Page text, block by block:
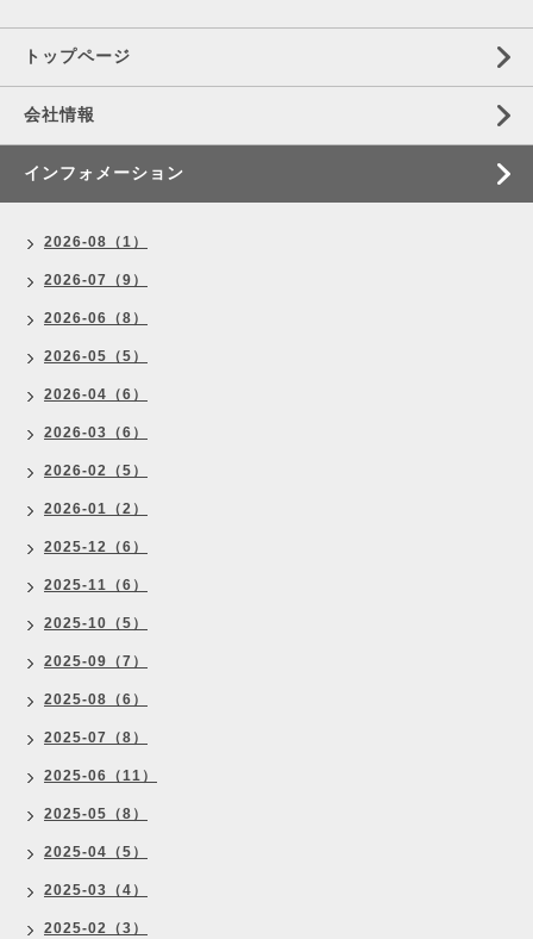
トップページ
会社情報
インフォメーション
2026-08（1）
2026-07（9）
2026-06（8）
2026-05（5）
2026-04（6）
2026-03（6）
2026-02（5）
2026-01（2）
2025-12（6）
2025-11（6）
2025-10（5）
2025-09（7）
2025-08（6）
2025-07（8）
2025-06（11）
2025-05（8）
2025-04（5）
2025-03（4）
2025-02（3）